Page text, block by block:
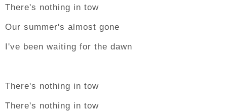
There's nothing in tow
Our summer's almost gone
I've been waiting for the dawn
There's nothing in tow
There's nothing in tow